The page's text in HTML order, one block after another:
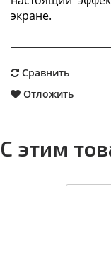
экране.
Сравнить
Отложить
С этим